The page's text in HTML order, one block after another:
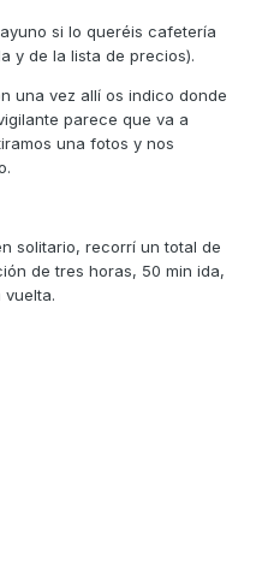
si lo queréis cafetería
y de la lista de precios).
una vez allí os indico donde
parece que va a
una fotos y nos
solitario, recorrí un total de
de tres horas, 50 min ida,
vuelta.